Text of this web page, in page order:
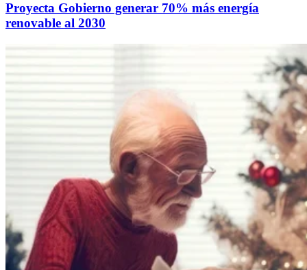
Proyecta Gobierno generar 70% más energía
renovable al 2030